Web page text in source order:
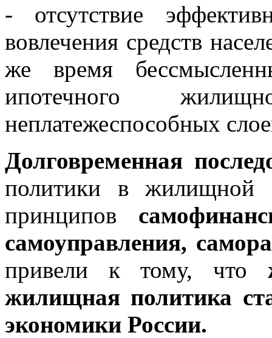
- отсутствие
вовлечения средств
же время
ипотечного
неплатежеспособных
Долговременная
политики в жилищной
принципов
самоуправления,
привели к тому, что
жилищная политика
экономики России.